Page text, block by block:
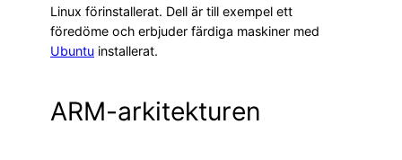
Linux förinstallerat. Dell är till exempel ett
föredöme och erbjuder färdiga maskiner med
Ubuntu installerat.
ARM-arkitekturen